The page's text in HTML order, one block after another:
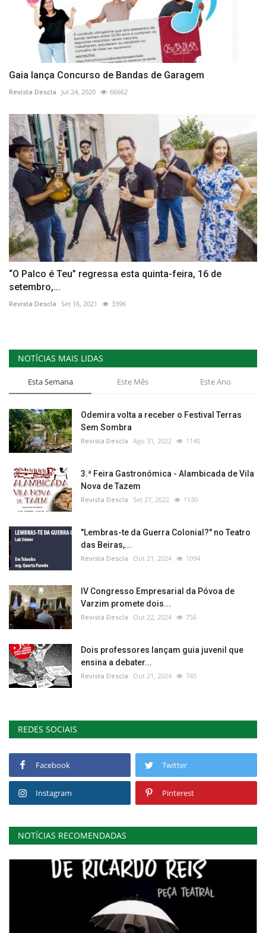
Gaia lança Concurso de Bandas de Garagem
Revista Descla Jul 24, 2020 66662
“O Palco é Teu” regressa esta quinta-feira, 16 de
setembro,...
Revista Descla Set 16, 2021 3396
NOTÍCIAS MAIS LIDAS
Esta Semana Este Mês Este Ano
Odemira volta a receber o Festival Terras
Sem Sombra
Revista Descla Ago 31, 2022 1140
3.ª Feira Gastronómica - Alambicada de Vila
Nova de Tazem
Revista Descla Set 27, 2022 1130
"Lembras-te da Guerra Colonial?" no Teatro
das Beiras,...
Revista Descla Out 21, 2024 1094
IV Congresso Empresarial da Póvoa de
Varzim promete dois...
Revista Descla Out 22, 2024 756
Dois professores lançam guia juvenil que
ensina a debater...
Revista Descla Out 21, 2024 745
REDES SOCIAIS
Facebook Twitter
Instagram Pinterest
NOTÍCIAS RECOMENDADAS